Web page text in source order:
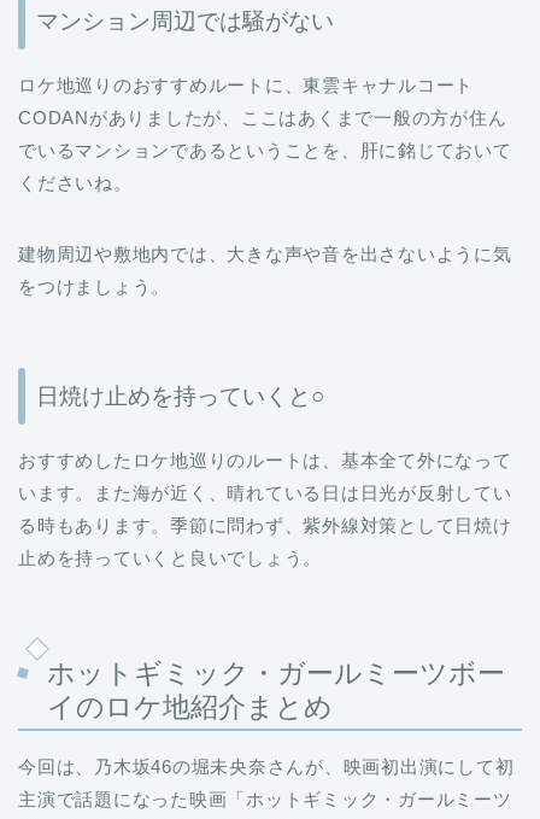
マンション周辺では騒がない
ロケ地巡りのおすすめルートに、東雲キャナルコート
CODANがありましたが、ここはあくまで一般の方が住ん
でいるマンションであるということを、肝に銘じておいて
くださいね。
建物周辺や敷地内では、大きな声や音を出さないように気
をつけましょう。
日焼け止めを持っていくと○
おすすめしたロケ地巡りのルートは、基本全て外になって
います。また海が近く、晴れている日は日光が反射してい
る時もあります。季節に問わず、紫外線対策として日焼け
止めを持っていくと良いでしょう。
ホットギミック・ガールミーツボー
イのロケ地紹介まとめ
今回は、乃木坂46の堀未央奈さんが、映画初出演にして初
主演で話題になった映画「ホットギミック・ガールミーツ